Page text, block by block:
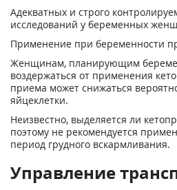
Адекватных и строго
исследований у беременных
Применение при беременности
Женщинам, планирующим
воздержаться от применения
приема может снижаться
яйцеклетки.
Неизвестно, выделяется ли
поэтому не рекомендуется
период грудного вскармливания.
Управление